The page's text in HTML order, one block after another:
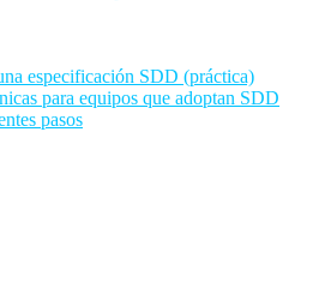
especificación SDD (práctica)
para equipos que adoptan SDD
pasos